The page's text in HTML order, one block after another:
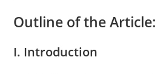
Outline of the Article:
I. Introduction